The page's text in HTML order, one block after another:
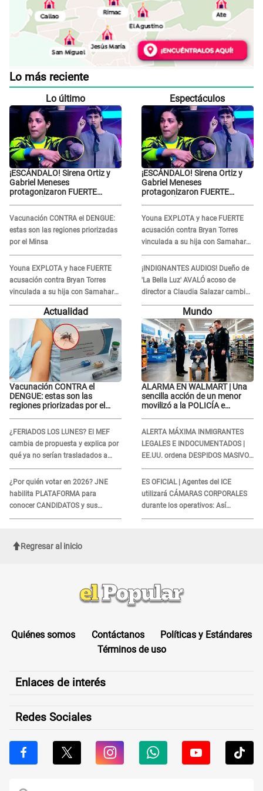
Lo más reciente
Lo último
¡ESCÁNDALO! Sirena Ortiz y
Gabriel Meneses
protagonizaron FUERTE
Vacunación CONTRA el DENGUE:
estas son las regiones priorizadas
por el Minsa
Youna EXPLOTA y hace FUERTE
acusación contra Bryan Torres
vinculada a su hija con Samahara
Lobatón: "Le volvió a..."
Espectáculos
¡ESCÁNDALO! Sirena Ortiz y
Gabriel Meneses
protagonizaron FUERTE
Youna EXPLOTA y hace FUERTE
acusación contra Bryan Torres
vinculada a su hija con Samahara
Lobatón: "Le volvió a..."
¡INDIGNANTES AUDIOS! Dueño de
'La Bella Luz' AVALÓ acoso de
director a Claudia Salazar cambio
de darle TEMAS musicales:
Actualidad
Vacunación CONTRA el
DENGUE: estas son las
regiones priorizadas por el
¿FERIADOS LOS LUNES? El MEF
cambia de propuesta y explica por
qué ya no serían trasladados a
viernes
¿Por quién votar en 2026? JNE
habilita PLATAFORMA para
conocer CANDIDATOS y sus
propuestas
Mundo
ALARMA EN WALMART | Una
sencilla acción de un menor
movilizó a la POLICÍA e
ALERTA MÁXIMA INMIGRANTES
LEGALES E INDOCUMENTADOS |
EE.UU. ordena DESPIDOS MASIVOS
y DEPORTACIONES a estos
extranjeros
ES OFICIAL | Agentes del ICE
utilizará CÁMARAS CORPORALES
durante los operativos: Así
afectará a inmigrantes
Regresar al inicio
Quiénes somos Contáctanos
Políticas y Estándares
Términos de uso
Enlaces de interés
Redes Sociales